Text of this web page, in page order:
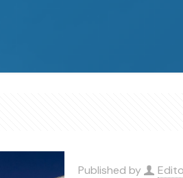
Published by